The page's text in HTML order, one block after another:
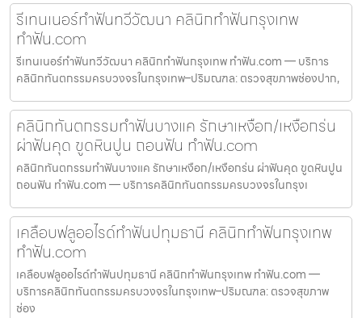
รีเทนเนอร์ทำฟันทวีวัฒนา คลินิกทำฟันกรุงเทพ
ทำฟัน.com
รีเทนเนอร์ทำฟันทวีวัฒนา คลินิกทำฟันกรุงเทพ ทำฟัน.com — บริการ
คลินิกทันตกรรมครบวงจรในกรุงเทพ–ปริมณฑล: ตรวจสุขภาพช่องปาก,
คลินิกทันตกรรมทำฟันบางแค รักษาเหงือก/เหงือกร่น
ผ่าฟันคุด ขูดหินปูน ถอนฟัน ทำฟัน.com
คลินิกทันตกรรมทำฟันบางแค รักษาเหงือก/เหงือกร่น ผ่าฟันคุด ขูดหินปูน
ถอนฟัน ทำฟัน.com — บริการคลินิกทันตกรรมครบวงจรในกรุงเ
เคลือบฟลูออไรด์ทำฟันปทุมธานี คลินิกทำฟันกรุงเทพ
ทำฟัน.com
เคลือบฟลูออไรด์ทำฟันปทุมธานี คลินิกทำฟันกรุงเทพ ทำฟัน.com —
บริการคลินิกทันตกรรมครบวงจรในกรุงเทพ–ปริมณฑล: ตรวจสุขภาพ
ช่อง